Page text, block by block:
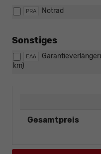
PRA Notrad
Sonstiges
EA6
km)
Gesamtpreis